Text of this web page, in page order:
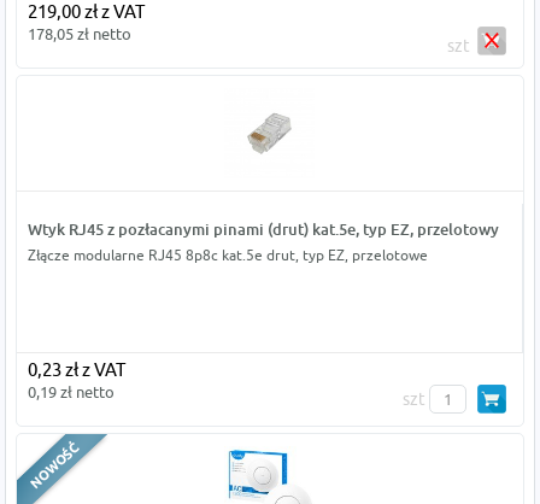
219,00 zł z VAT
178,05 zł netto
szt
Wtyk RJ45 z pozłacanymi pinami (drut) kat.5e, typ EZ, przelotowy
Złącze modularne RJ45 8p8c kat.5e drut, typ EZ, przelotowe
0,23 zł z VAT
0,19 zł netto szt